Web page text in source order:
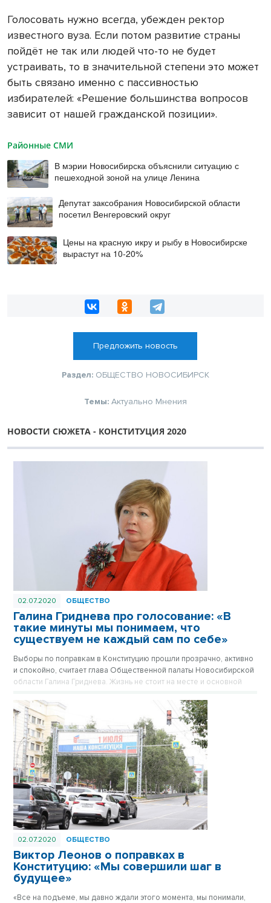
Голосовать нужно всегда, убежден ректор
известного вуза. Если потом развитие страны
пойдёт не так или людей что-то не будет
устраивать, то в значительной степени это может
быть связано именно с пассивностью
избирателей: «Решение большинства вопросов
зависит от нашей гражданской позиции».
Районные СМИ
В мэрии Новосибирска объяснили ситуацию с
пешеходной зоной на улице Ленина
Депутат заксобрания Новосибирской области
посетил Венгеровский округ
Цены на красную икру и рыбу в Новосибирске
вырастут на 10-20%
Предложить новость
Раздел: ОБЩЕСТВО НОВОСИБИРСК
Темы: Актуально Мнения
НОВОСТИ СЮЖЕТА - КОНСТИТУЦИЯ 2020
02.07.2020 ОБЩЕСТВО
Галина Гриднева про голосование: «В
такие минуты мы понимаем, что
существуем не каждый сам по себе»
Выборы по поправкам в Конституцию прошли прозрачно, активно
и спокойно, считает глава Общественной палаты Новосибирской
области Галина Гриднева. Жизнь не стоит на месте и основной
02.07.2020 ОБЩЕСТВО
Виктор Леонов о поправках в
Конституцию: «Мы совершили шаг в
будущее»
«Все на подъеме, мы давно ждали этого момента, мы понимали,